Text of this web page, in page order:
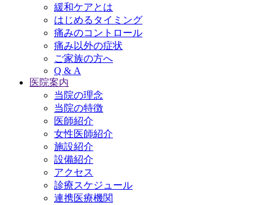
緩和ケアとは
はじめるタイミング
痛みのコントロール
痛み以外の症状
ご家族の方へ
Q & A
医院案内
当院の理念
当院の特徴
医師紹介
女性医師紹介
施設紹介
設備紹介
アクセス
診療スケジュール
連携医療機関